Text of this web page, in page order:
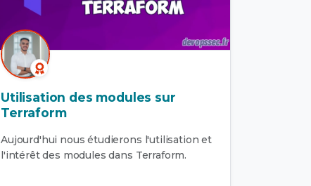
Utilisation des modules sur
Terraform
Aujourd'hui nous étudierons l'utilisation et
l'intérêt des modules dans Terraform.